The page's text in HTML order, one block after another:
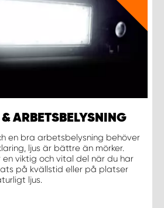
ARBETSBELYSNING
en bra arbetsbelysning behöver
ljus är bättre än mörker.
viktig och vital del när du har
på kvällstid eller på platser
ljus.